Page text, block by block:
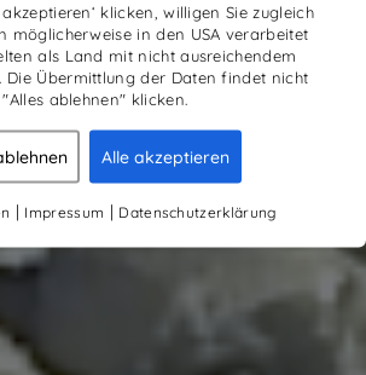
klicken, willigen Sie zugleich
möglicherweise in den USA verarbeitet
als Land mit nicht ausreichendem
Die Übermittlung der Daten findet nicht
ablehnen" klicken.
Alle akzeptieren
| Impressum | Datenschutzerklärung